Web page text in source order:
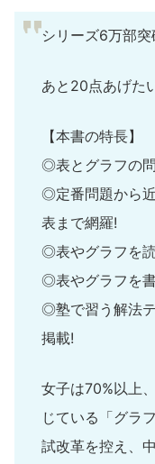
シリーズ6万部突
あと20点あげた
【本書の特長】
◎表とグラフの
◎定番問題から
表まで網羅!
◎表やグラフを
◎表やグラフを
◎塾で習う解法
掲載!
女子は70%以上
じている「グラ
試改革を控え、